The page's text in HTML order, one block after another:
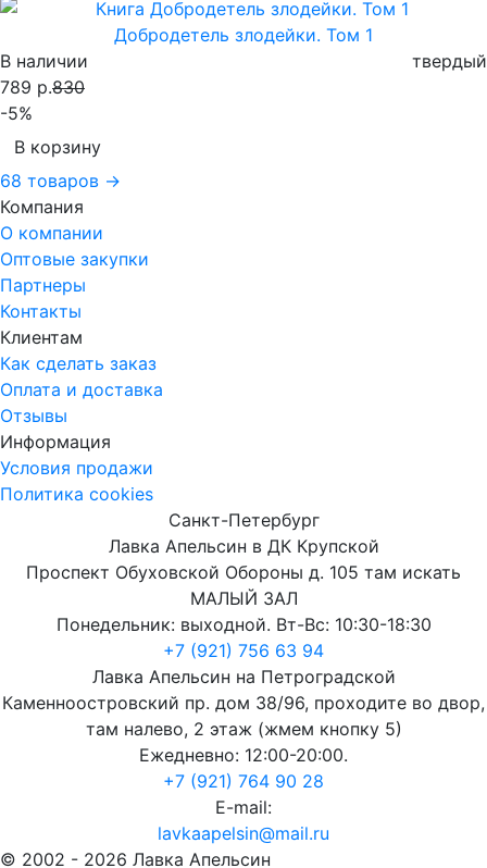
Добродетель злодейки. Том 1
В наличии
твердый
789 р.830
-5%
В корзину
68 товаров →
Компания
О компании
Оптовые закупки
Партнеры
Контакты
Клиентам
Как сделать заказ
Оплата и доставка
Отзывы
Информация
Условия продажи
Политика cookies
Санкт-Петербург
Лавка Апельсин в ДК Крупской
Проспект Обуховской Обороны д. 105 там искать
МАЛЫЙ ЗАЛ
Понедельник: выходной. Вт-Вс: 10:30-18:30
+7 (921) 756 63 94
Лавка Апельсин на Петроградской
Каменноостровский пр. дом 38/96, проходите во двор,
там налево, 2 этаж (жмем кнопку 5)
Ежедневно: 12:00-20:00.
+7 (921) 764 90 28
E-mail:
lavkaapelsin@mail.ru
© 2002 - 2026 Лавка Апельсин